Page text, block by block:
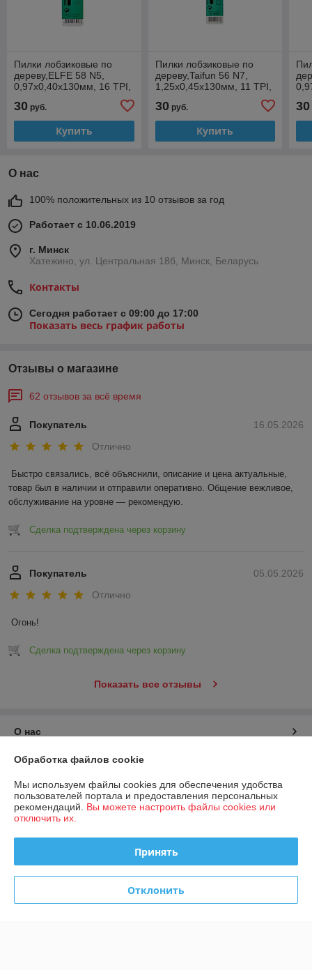
Пилки лобзиковые по
дереву,ELFE 58 N5,
0,97x0,40х130мм, 16 TPI,
30 руб.
Купить
Пилки лобзиковые по
дереву,Taifun 56 N7,
1,25x0,45х130мм, 11 TPI,
30руб.
Купить
30
О нас
100% положительных из 10 отзывов за год
Работает с 10.06.2019
г. Минск
Хатежино, ул. Центральная 18б, Минск, Беларусь
Контакты
Сегодня работает с 09:00 до 17:00
Показать весь график работы
Отзывы о магазине
62 отзывов за всё время
16.05.2026
Покупатель
Отлично
Быстро связались, всё объяснили, описание и цена актуальные,
товар был в наличии и отправили оперативно. Общение вежливое,
обслуживание на уровне — рекомендую.
Сделка подтверждена через корзину
05.05.2026
Покупатель
Отлично
Огонь!
Сделка подтверждена через корзину
Показать все отзывы
О нас
Контакты
Доставка и оплата
Полная версия сайта
Политика обработки cookies
Обработка файлов cookie
Мы используем файлы cookies для обеспечения удобства
пользователей портала и предоставления персональных
рекомендаций. Вы можете настроить файлы cookies или
отключить их.
Принять
Отклонить